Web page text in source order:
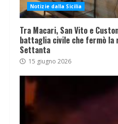
Notizie dalla Sicilia
Tra Macari, San Vito e
battaglia civile che fermò la
Settanta
15 giugno 2026